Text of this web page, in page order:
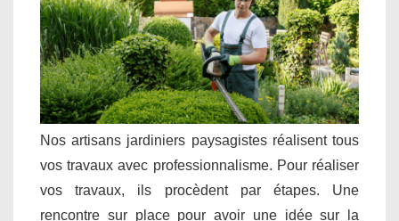
Nos artisans jardiniers paysagistes réalisent tous
vos travaux avec professionnalisme. Pour réaliser
vos travaux, ils procèdent par étapes. Une
rencontre sur place pour avoir une idée sur la